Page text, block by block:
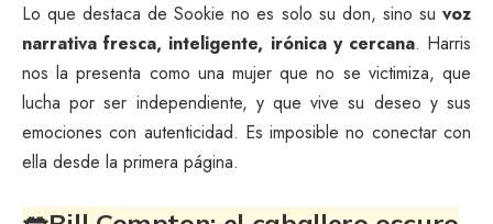
Lo que destaca de Sookie no es solo su don, sino su voz
narrativa fresca, inteligente, irónica y cercana. Harris
nos la presenta como una mujer que no se victimiza, que
lucha por ser independiente, y que vive su deseo y sus
emociones con autenticidad. Es imposible no conectar con
ella desde la primera página.